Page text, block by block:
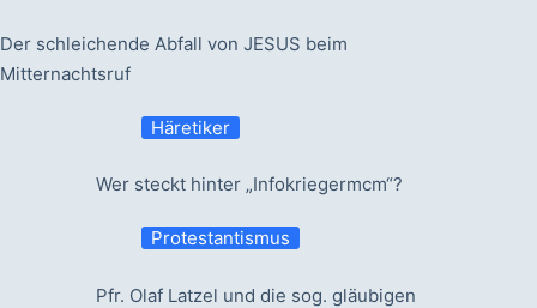
Der schleichende Abfall von JESUS beim
Mitternachtsruf
Häretiker
Wer steckt hinter „Infokriegermcm“?
Protestantismus
Pfr. Olaf Latzel und die sog. gläubigen